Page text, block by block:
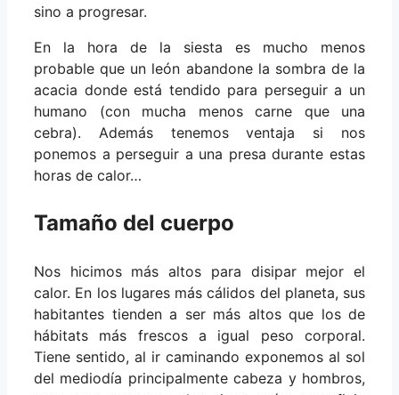
sino a progresar.
En la hora de la siesta es mucho menos
probable que un león abandone la sombra de la
acacia donde está tendido para perseguir a un
humano (con mucha menos carne que una
cebra). Además tenemos ventaja si nos
ponemos a perseguir a una presa durante estas
horas de calor…
Tamaño del cuerpo
Nos hicimos más altos para disipar mejor el
calor. En los lugares más cálidos del planeta, sus
habitantes tienden a ser más altos que los de
hábitats más frescos a igual peso corporal.
Tiene sentido, al ir caminando exponemos al sol
del mediodía principalmente cabeza y hombros,